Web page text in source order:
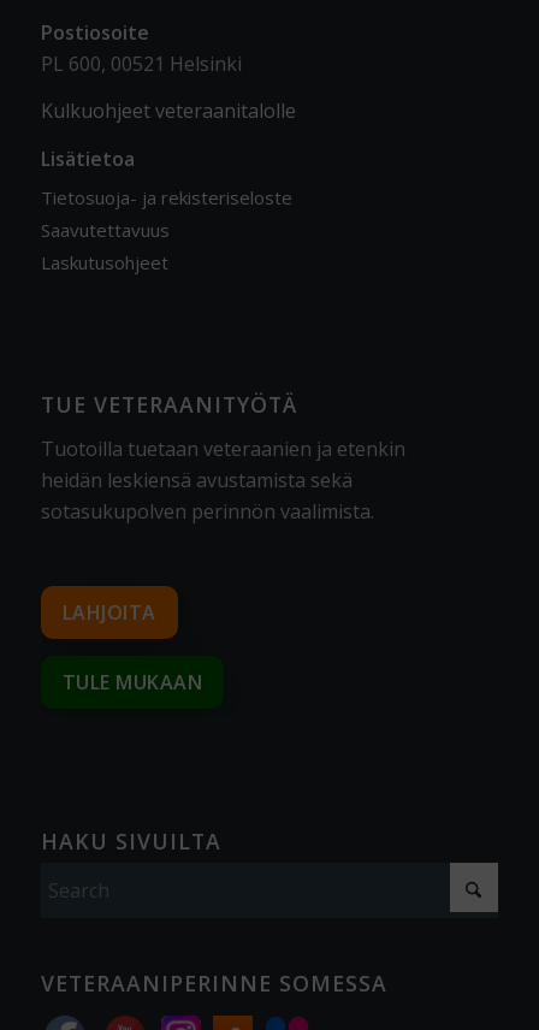
Postiosoite
PL 600, 00521 Helsinki
Kulkuohjeet veteraanitalolle
Lisätietoa
Tietosuoja- ja rekisteriseloste
Saavutettavuus
Laskutusohjeet
TUE VETERAANITYÖTÄ
Tuotoilla tuetaan veteraanien ja etenkin
heidän leskiensä avustamista sekä
sotasukupolven perinnön vaalimista.
LAHJOITA
TULE MUKAAN
HAKU SIVUILTA
VETERAANIPERINNE SOMESSA